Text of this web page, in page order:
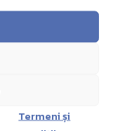
Termeni și